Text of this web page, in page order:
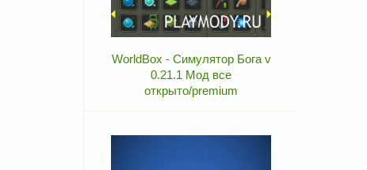
WorldBox - Симулятор Бога v
0.21.1 Мод все
открыто/premium